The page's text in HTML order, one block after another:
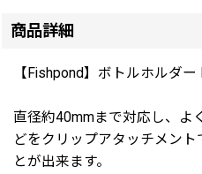
商品詳細
【Fishpond】ボトルホルダー
直径約40mmまで対応し、よ
どをクリップアタッチメン
とが出来ます。